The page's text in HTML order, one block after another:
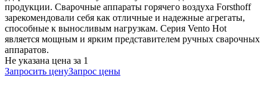
продукции. Сварочные аппараты горячего воздуха Forsthoff
зарекомендовали себя как отличные и надежные агрегаты,
способные к выносливым нагрузкам. Серия Vento Hot
является мощным и ярким представителем ручных сварочных
аппаратов.
Не указана цена за 1
Запросить ценуЗапрос цены